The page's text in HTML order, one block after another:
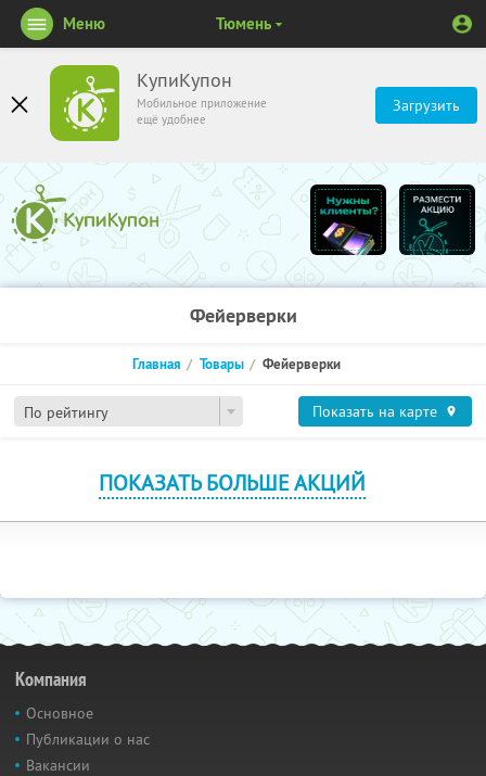
КупиКупон
Мобильное приложение
ещё удобнее
Загрузить
Меню Тюмень
Фейерверки
По рейтингу
Главная Товары Фейерверки
Показать на карте
ПОКАЗАТЬ БОЛЬШЕ АКЦИЙ
Компания
Основное
Публикации о нас
Вакансии